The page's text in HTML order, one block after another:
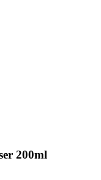
200ml